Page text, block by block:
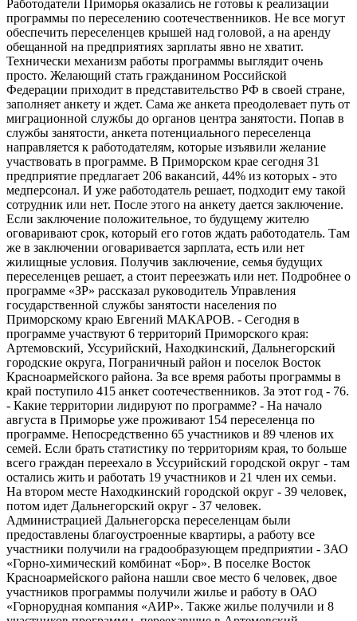
Работодатели Приморья оказались не готовы к реализации
программы по переселению соотечественников. Не все могут
обеспечить переселенцев крышей над головой, а на аренду
обещанной на предприятиях зарплаты явно не хватит.
Технически механизм работы программы выглядит очень
просто. Желающий стать гражданином Российской
Федерации приходит в представительство РФ в своей стране,
заполняет анкету и ждет. Сама же анкета преодолевает путь от
миграционной службы до органов центра занятости. Попав в
службы занятости, анкета потенциального переселенца
направляется к работодателям, которые изъявили желание
участвовать в программе. В Приморском крае сегодня 31
предприятие предлагает 206 вакансий, 44% из которых - это
медперсонал. И уже работодатель решает, подходит ему такой
сотрудник или нет. После этого на анкету дается заключение.
Если заключение положительное, то будущему жителю
оговаривают срок, который его готов ждать работодатель. Там
же в заключении оговаривается зарплата, есть или нет
жилищные условия. Получив заключение, семья будущих
переселенцев решает, а стоит переезжать или нет. Подробнее о
программе «ЗР» рассказал руководитель Управления
государственной службы занятости населения по
Приморскому краю Евгений МАКАРОВ. - Сегодня в
программе участвуют 6 территорий Приморского края:
Артемовский, Уссурийский, Находкинский, Дальнегорский
городские округа, Пограничный район и поселок Восток
Красноармейского района. За все время работы программы в
край поступило 415 анкет соотечественников. За этот год - 76.
- Какие территории лидируют по программе? - На начало
августа в Приморье уже проживают 154 переселенца по
программе. Непосредственно 65 участников и 89 членов их
семей. Если брать статистику по территориям края, то больше
всего граждан переехало в Уссурийский городской округ - там
остались жить и работать 19 участников и 21 член их семьи.
На втором месте Находкинский городской округ - 39 человек,
потом идет Дальнегорский округ - 37 человек.
Администрацией Дальнегорска переселенцам были
предоставлены благоустроенные квартиры, а работу все
участники получили на градообразующем предприятии - ЗАО
«Горно-химический комбинат «Бор». В поселке Восток
Красноармейского района нашли свое место 6 человек, двое
участников программы получили жилье и работу в ОАО
«Горнорудная компания «АИР». Также жилье получили и 8